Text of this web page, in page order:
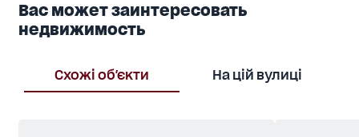
Вас может заинтересовать
недвижимость
Схожі об'єкти На цій вулиці